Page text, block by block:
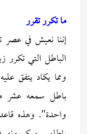
ما تكرر تقرر
إننا نعيش في عصر
الباطل التي تكرر
ومما يكاد يتفق
باطل سمعه عشر
واحدة". وهذه